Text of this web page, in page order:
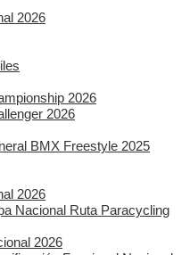
2026
2026
2026
BMX Freestyle 2025
2026
Nacional Ruta Paracycling
2026